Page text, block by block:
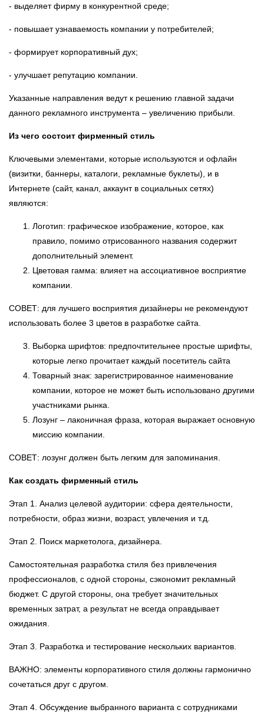
- выделяет фирму в конкурентной среде;
- повышает узнаваемость компании у потребителей;
- формирует корпоративный дух;
- улучшает репутацию компании.
Указанные направления ведут к решению главной задачи
данного рекламного инструмента – увеличению прибыли.
Из чего состоит фирменный стиль
Ключевыми элементами, которые используются и офлайн
(визитки, баннеры, каталоги, рекламные буклеты), и в
Интернете (сайт, канал, аккаунт в социальных сетях)
являются:
Логотип: графическое изображение, которое, как
правило, помимо отрисованного названия содержит
дополнительный элемент.
Цветовая гамма: влияет на ассоциативное восприятие
компании.
СОВЕТ: для лучшего восприятия дизайнеры не рекомендуют
использовать более 3 цветов в разработке сайта.
Выборка шрифтов: предпочтительнее простые шрифты,
которые легко прочитает каждый посетитель сайта
Товарный знак: зарегистрированное наименование
компании, которое не может быть использовано другими
участниками рынка.
Лозунг – лаконичная фраза, которая выражает основную
миссию компании.
СОВЕТ: лозунг должен быть легким для запоминания.
Как создать фирменный стиль
Этап 1. Анализ целевой аудитории: сфера деятельности,
потребности, образ жизни, возраст, увлечения и т.д.
Этап 2. Поиск маркетолога, дизайнера.
Самостоятельная разработка стиля без привлечения
профессионалов, с одной стороны, сэкономит рекламный
бюджет. С другой стороны, она требует значительных
временных затрат, а результат не всегда оправдывает
ожидания.
Этап 3. Разработка и тестирование нескольких вариантов.
ВАЖНО: элементы корпоративного стиля должны гармонично
сочетаться друг с другом.
Этап 4. Обсуждение выбранного варианта с сотрудниками